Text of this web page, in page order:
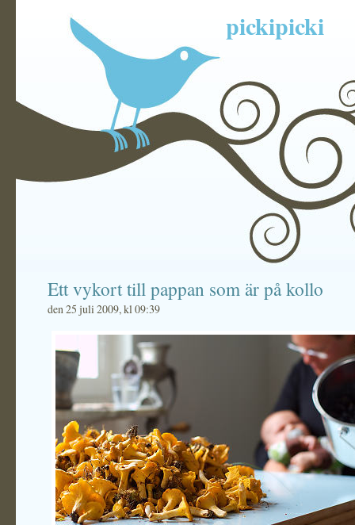
pickipicki
Ett vykort till pappan som är på kollo
den 25 juli 2009, kl 09:39